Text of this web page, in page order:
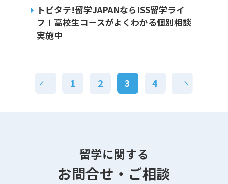
トビタテ!留学JAPANならISS留学ライ
フ！高校生コースがよくわかる個別相談
実施中
1 2 3 4
留学に関する
お問合せ・ご相談